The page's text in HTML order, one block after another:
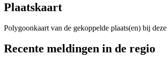
Plaatskaart
Polygoonkaart van de gekoppelde plaats(en) bij
Recente meldingen in de regio